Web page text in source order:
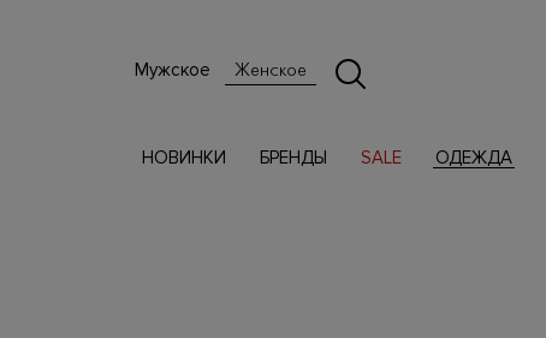
Мужское Женское
НОВИНКИ БРЕНДЫ SALE ОДЕЖДА